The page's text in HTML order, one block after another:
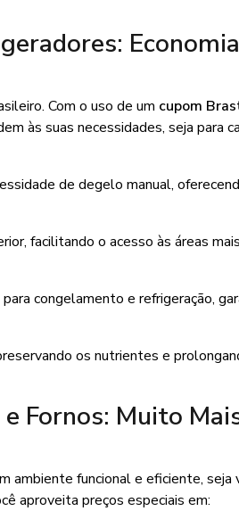
Economia
Com o uso de um cupom
às suas necessidades, seja para
de degelo manual,
facilitando o acesso às áreas
congelamento e refrigeração,
os nutrientes e
Fornos: Muito
ambiente funcional e eficiente, seja
aproveita preços especiais em: